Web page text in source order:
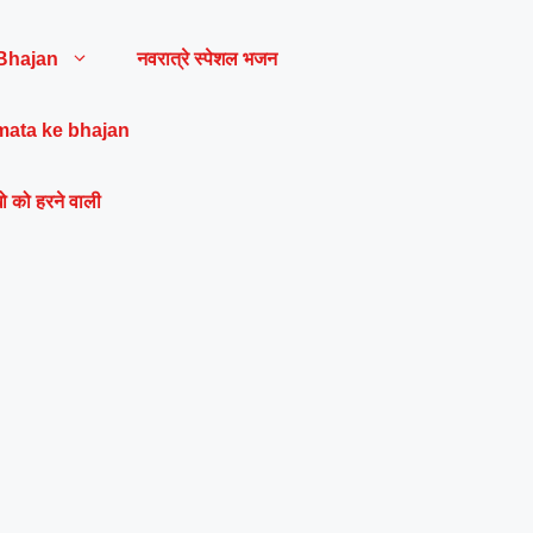
नवरात्रे स्पेशल भजन
ke bhajan
हरने वाली